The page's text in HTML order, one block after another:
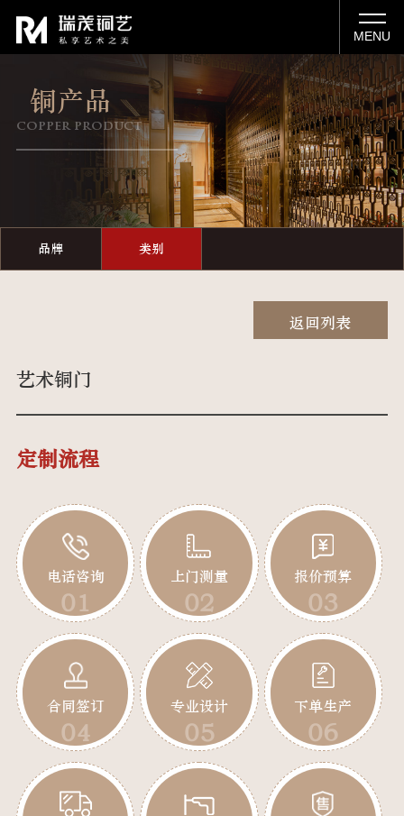
MENU
铜产品
copper product
品牌 类别
艺术铜门
返回列表
定制流程
电话咨询
01
上门测量
02
报价预算
03
合同签订
04
专业设计
05
下单生产
06